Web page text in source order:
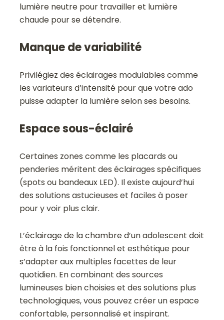
lumière neutre pour travailler et lumière
chaude pour se détendre.
Manque de variabilité
Privilégiez des éclairages modulables comme
les variateurs d’intensité pour que votre ado
puisse adapter la lumière selon ses besoins.
Espace sous-éclairé
Certaines zones comme les placards ou
penderies méritent des éclairages spécifiques
(spots ou bandeaux LED). Il existe aujourd’hui
des solutions astucieuses et faciles à poser
pour y voir plus clair.
L’éclairage de la chambre d’un adolescent doit
être à la fois fonctionnel et esthétique pour
s’adapter aux multiples facettes de leur
quotidien. En combinant des sources
lumineuses bien choisies et des solutions plus
technologiques, vous pouvez créer un espace
confortable, personnalisé et inspirant.